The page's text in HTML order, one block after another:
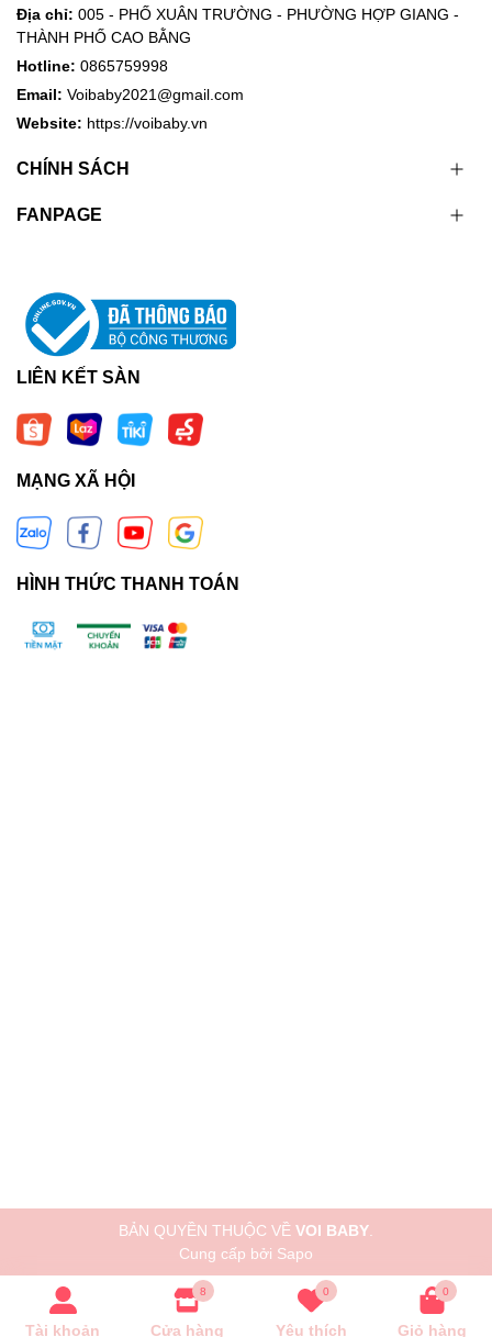
Tài khoản
8
Cửa hàng
0
Yêu thích
0
Giỏ hàng
Địa chỉ: 005 - PHỐ XUÂN TRƯỜNG - PHƯỜNG HỢP GIANG -
THÀNH PHỐ CAO BẰNG
Hotline: 0865759998
Email: Voibaby2021@gmail.com
Website: https://voibaby.vn
CHÍNH SÁCH
FANPAGE
LIÊN KẾT SÀN
MẠNG XÃ HỘI
HÌNH THỨC THANH TOÁN
BẢN QUYỀN THUỘC VỀ VOI BABY.
Cung cấp bởi Sapo